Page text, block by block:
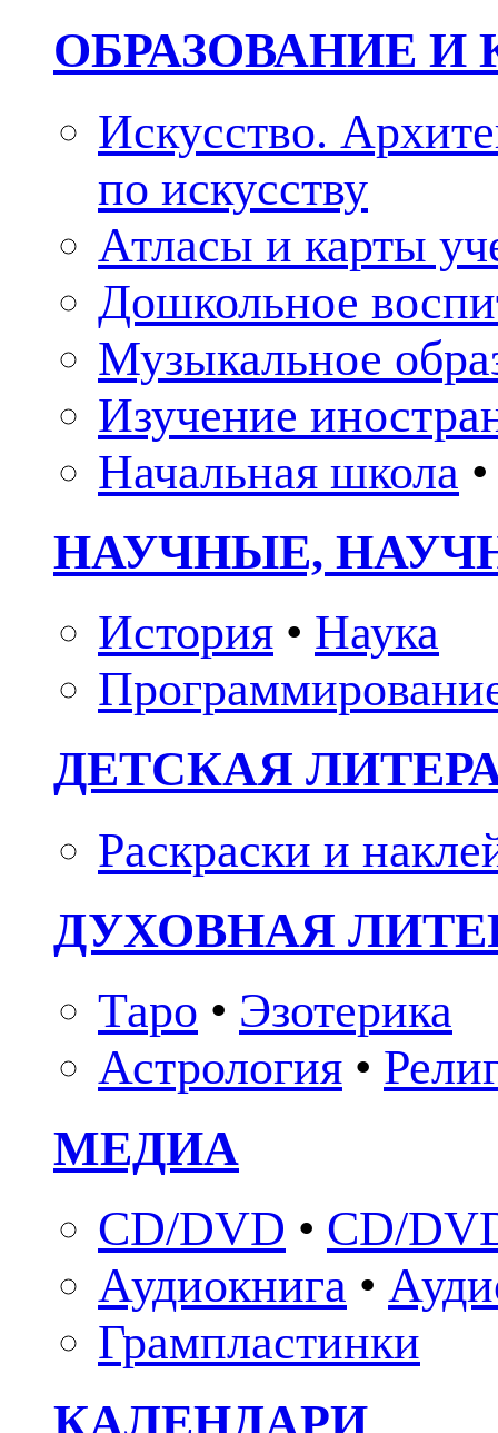
ОБРАЗОВАНИЕ И
Искусство.
по искусству
Атласы и карты
Дошкольное
Музыкальное
Изучение
Начальная школа •
НАУЧНЫЕ,
История • Наука
ДЕТСКАЯ
Раскраски и
ДУХОВНАЯ
Таро • Эзотерика
Астрология •
МЕДИА
CD/DVD • CD/
Аудиокнига •
Грампластинки